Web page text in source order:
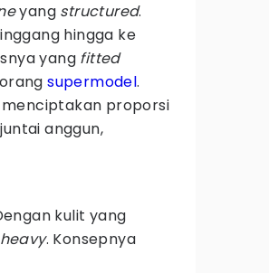
yang structured.
hingga ke
yang fitted
supermodel.
proporsi
anggun,
kulit yang
heavy. Konsepnya